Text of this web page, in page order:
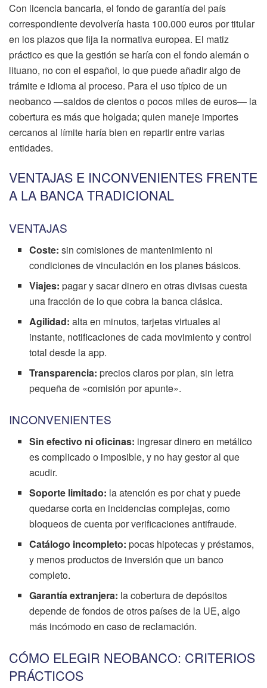
Con licencia bancaria, el fondo de garantía del país
correspondiente devolvería hasta 100.000 euros por titular
en los plazos que fija la normativa europea. El matiz
práctico es que la gestión se haría con el fondo alemán o
lituano, no con el español, lo que puede añadir algo de
trámite e idioma al proceso. Para el uso típico de un
neobanco —saldos de cientos o pocos miles de euros— la
cobertura es más que holgada; quien maneje importes
cercanos al límite haría bien en repartir entre varias
entidades.
VENTAJAS E INCONVENIENTES FRENTE
A LA BANCA TRADICIONAL
VENTAJAS
Coste: sin comisiones de mantenimiento ni
condiciones de vinculación en los planes básicos.
Viajes: pagar y sacar dinero en otras divisas cuesta
una fracción de lo que cobra la banca clásica.
Agilidad: alta en minutos, tarjetas virtuales al
instante, notificaciones de cada movimiento y control
total desde la app.
Transparencia: precios claros por plan, sin letra
pequeña de «comisión por apunte».
INCONVENIENTES
Sin efectivo ni oficinas: ingresar dinero en metálico
es complicado o imposible, y no hay gestor al que
acudir.
Soporte limitado: la atención es por chat y puede
quedarse corta en incidencias complejas, como
bloqueos de cuenta por verificaciones antifraude.
Catálogo incompleto: pocas hipotecas y préstamos,
y menos productos de inversión que un banco
completo.
Garantía extranjera: la cobertura de depósitos
depende de fondos de otros países de la UE, algo
más incómodo en caso de reclamación.
CÓMO ELEGIR NEOBANCO: CRITERIOS
PRÁCTICOS